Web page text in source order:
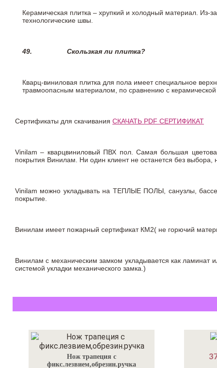
Керамическая плитка – хрупкий и холодный материал. Из-
технологические швы.
49. Скользкая ли плитка?
Кварц-виниловая плитка для пола имеет специальное
травмоопасным материалом, по сравнению с
Сертификаты для скачивания СКАЧАТЬ PDF СЕРТИФИКАТ
Vinilam – кварцвиниловый ПВХ пол. Самая большая
покрытия Винилам. Ни один клиент не останется без
Vinilam можно укладывать на ТЕПЛЫЕ ПОЛЫ, санузлы,
покрытие.
Винилам имеет пожарный сертификат КМ2( не горючий
Винилам с механическим замком укладывается как ламинат
системой укладки механического замка.)
Нож трапеция с
фикс.лезвием,обрезин.ручка